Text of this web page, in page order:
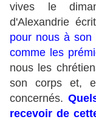
vives le
d'Alexandrie
pour nous à
comme les
nous les
son corps et,
concernés.
recevoir de